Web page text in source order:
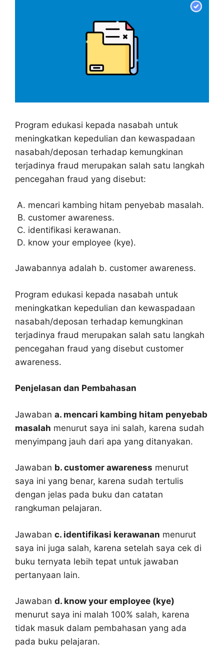
Program edukasi kepada nasabah untuk
meningkatkan kepedulian dan kewaspadaan
nasabah/deposan terhadap kemungkinan
terjadinya fraud merupakan salah satu langkah
pencegahan fraud yang disebut:
mencari kambing hitam penyebab masalah.
customer awareness.
identifikasi kerawanan.
know your employee (kye).
Jawabannya adalah b. customer awareness.
Program edukasi kepada nasabah untuk
meningkatkan kepedulian dan kewaspadaan
nasabah/deposan terhadap kemungkinan
terjadinya fraud merupakan salah satu langkah
pencegahan fraud yang disebut customer
awareness.
Penjelasan dan Pembahasan
Jawaban a. mencari kambing hitam penyebab
masalah menurut saya ini salah, karena sudah
menyimpang jauh dari apa yang ditanyakan.
Jawaban b. customer awareness menurut
saya ini yang benar, karena sudah tertulis
dengan jelas pada buku dan catatan
rangkuman pelajaran.
Jawaban c. identifikasi kerawanan menurut
saya ini juga salah, karena setelah saya cek di
buku ternyata lebih tepat untuk jawaban
pertanyaan lain.
Jawaban d. know your employee (kye)
menurut saya ini malah 100% salah, karena
tidak masuk dalam pembahasan yang ada
pada buku pelajaran.